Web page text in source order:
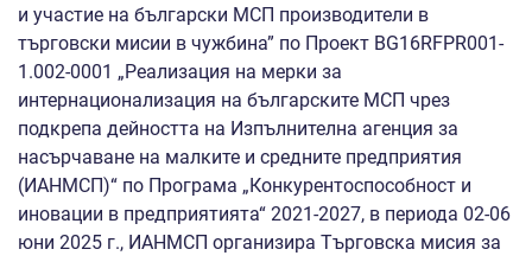
и участие на български МСП производители в
търговски мисии в чужбина” по Проект BG16RFPR001-
1.002-0001 „Реализация на мерки за
интернационализация на българските МСП чрез
подкрепа дейността на Изпълнителна агенция за
насърчаване на малките и средните предприятия
(ИАНМСП)“ по Програма „Конкурентоспособност и
иновации в предприятията“ 2021-2027, в периода 02-06
юни 2025 г., ИАНМСП организира Търговска мисия за